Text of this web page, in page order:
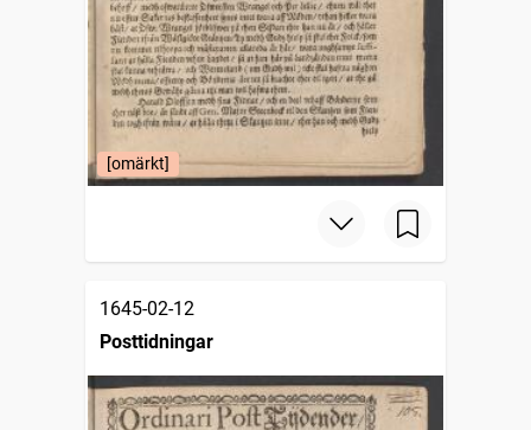
[omärkt]
1645-02-12
Posttidningar